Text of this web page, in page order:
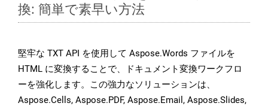
換: 簡単で素早い方法
堅牢な TXT API を使用して Aspose.Words ファイルを
HTML に変換することで、ドキュメント変換ワークフロ
ーを強化します。この強力なソリューションは、
Aspose.Cells, Aspose.PDF, Aspose.Email, Aspose.Slides,